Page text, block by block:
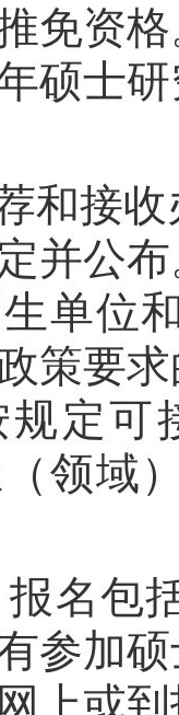
免资
硕士
和接
并公
单位
政策要
定可
领域
名包
参加
上或